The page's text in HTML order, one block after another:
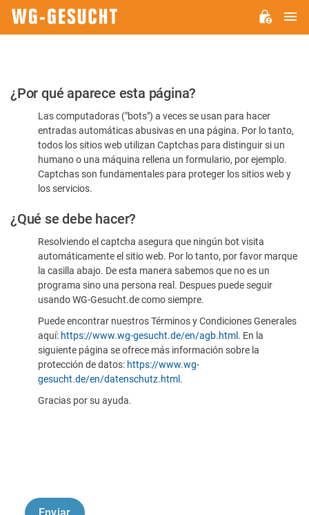
Por
favor,
confirme
humano
¿Por qué aparece esta página?
Las computadoras ("bots") a veces se usan para hacer
entradas automáticas abusivas en una página. Por lo tanto,
todos los sitios web utilizan Captchas para distinguir si un
humano o una máquina rellena un formulario, por ejemplo.
Captchas son fundamentales para proteger los sitios web y
los servicios.
¿Qué se debe hacer?
Resolviendo el captcha asegura que ningún bot visita
automáticamente el sitio web. Por lo tanto, por favor marque
la casilla abajo. De esta manera sabemos que no es un
programa sino una persona real. Despues puede seguir
usando WG-Gesucht.de como siempre.
Puede encontrar nuestros Términos y Condiciones Generales
aquí: https://www.wg-gesucht.de/en/agb.html . En la
siguiente página se ofrece más información sobre la
protección de datos: https://www.wg-
gesucht.de/en/datenschutz.html .
Gracias por su ayuda.